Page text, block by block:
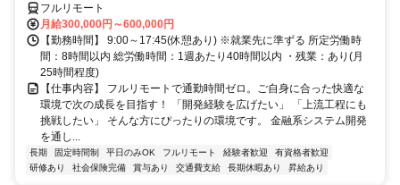
フルリモート
月給300,000円～600,000円
【勤務時間】 9:00～17:45(休憩あり) ※就業先に準ずる 所定労働時
間：8時間以内 総労働時間：1週あたり40時間以内 ・残業：あり(月
25時間程度)
【仕事内容】 フルリモートで通勤時間ゼロ。ご自身に合った快適な
環境で次の成長を目指す！ 「開発経験を広げたい」 「上流工程にも
挑戦したい」 そんな方にぴったりの環境です。 金融系システム開発
を通し...
長期 固定時間制 平日のみOK フルリモート 経験者歓迎
有資格者歓迎
研修あり
社会保険完備 賞与あり 交通費支給 長期休暇あり 昇給あり